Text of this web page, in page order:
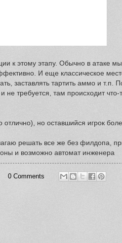
к этому этапу. Обычно в атаке
И еще классическое
заставлять тартить аммо и т.п.
не требуется, там происходит что-
но оставшийся игрок
решать все же без филдопа,
и возможно автомат инженера
0 Comments